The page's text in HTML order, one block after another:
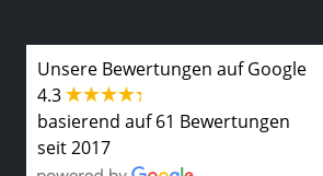
Unsere Bewertungen auf Google
4.3
basierend auf 61 Bewertungen
seit 2017